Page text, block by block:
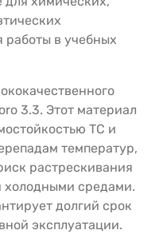
работы в учебных
3.3. Этот материал
ТС и
температур,
растрескивания
холодными средами.
долгий срок
эксплуатации.